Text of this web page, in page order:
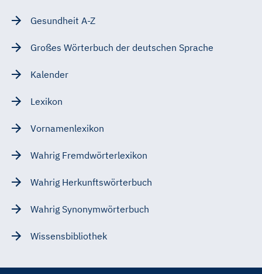
Gesundheit A-Z
Großes Wörterbuch der deutschen Sprache
Kalender
Lexikon
Vornamenlexikon
Wahrig Fremdwörterlexikon
Wahrig Herkunftswörterbuch
Wahrig Synonymwörterbuch
Wissensbibliothek